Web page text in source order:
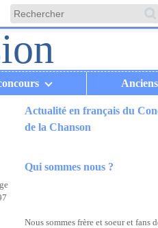
Actualité en français du
de la Chanson
Qui sommes nous ?
Nous sommes frère et soeur et fans